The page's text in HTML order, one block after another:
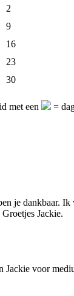
2
9
16
23
30
met een =
je dankbaar.
Jackie.